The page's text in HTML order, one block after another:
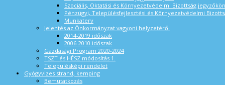
Szociális, Oktatási és Környezetvédelmi Bizottság
Pénzügyi, Településfejlesztési és Környezetvédelmi
Munkaterv
Jelentés az Önkormányzat vagyoni helyzetéről
2014-2019 időszak
2006-2010 időszak
Gazdasági Program 2020-2024
TSZT és HÉSZ módosítás 1.
Településképi rendelet
Gyógyvizes strand, kemping
Bemutatkozás